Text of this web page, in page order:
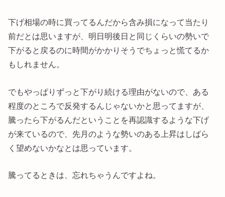
下げ相場の時に買ってるんだから含み損になって当たり
前だとは思いますが、明日明後日と同じくらいの勢いで
下がると戻るのに時間がかかりそうでちょっと慌てるか
もしれません。
でもやっぱりずっと下がり続ける理由がないので、ある
程度のところで反発するんじゃないかと思ってますが、
騰ったら下がるんだということを再認識するような下げ
が来ているので、先月のような勢いのある上昇はしばら
く望めないかなとは思っています。
騰ってるときは、忘れちゃうんですよね。